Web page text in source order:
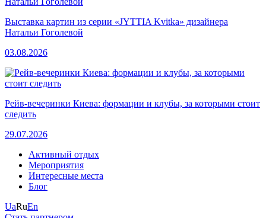
Выставка картин из серии «JYTTIA Kvitka» дизайнера
Натальи Гоголевой
03.08.2026
Рейв-вечеринки Киева: формации и клубы, за которыми стоит
следить
29.07.2026
Активный отдых
Мероприятия
Интересные места
Блог
UaRuEn